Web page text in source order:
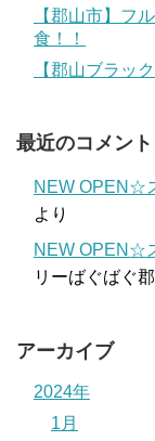
【郡山市】フ
食！！
【郡山ブラッ
最近のコメント
NEW OPEN☆
より
NEW OPEN☆
リーばぐばぐ
アーカイブ
2024年
1月